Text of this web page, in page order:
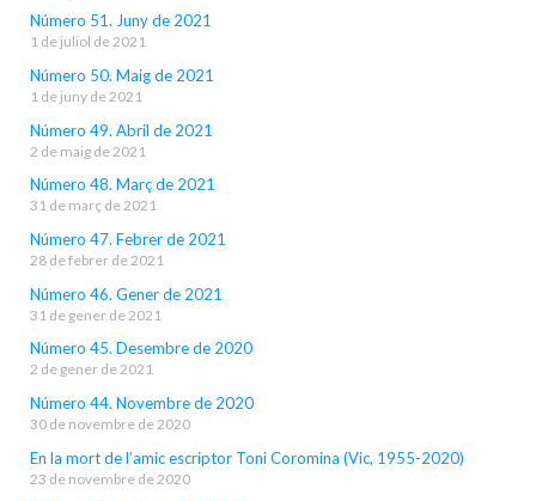
Número 51. Juny de 2021
1 de juliol de 2021
Número 50. Maig de 2021
1 de juny de 2021
Número 49. Abril de 2021
2 de maig de 2021
Número 48. Març de 2021
31 de març de 2021
Número 47. Febrer de 2021
28 de febrer de 2021
Número 46. Gener de 2021
31 de gener de 2021
Número 45. Desembre de 2020
2 de gener de 2021
Número 44. Novembre de 2020
30 de novembre de 2020
En la mort de l’amic escriptor Toni Coromina (Vic, 1955-2020)
23 de novembre de 2020